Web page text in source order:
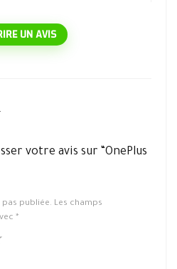
UN AVIS
votre avis sur “OnePlus
pas publiée. Les champs
*